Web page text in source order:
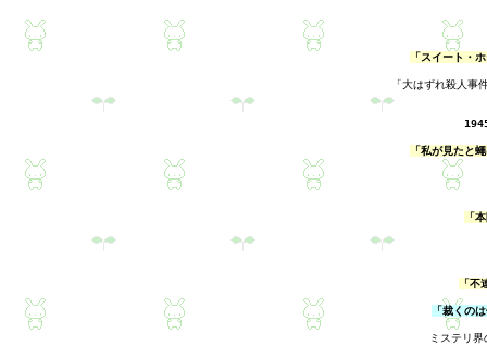
「スイート・
「大はずれ殺人事
「私が見たと
「
「
「裁くの
ミステリ